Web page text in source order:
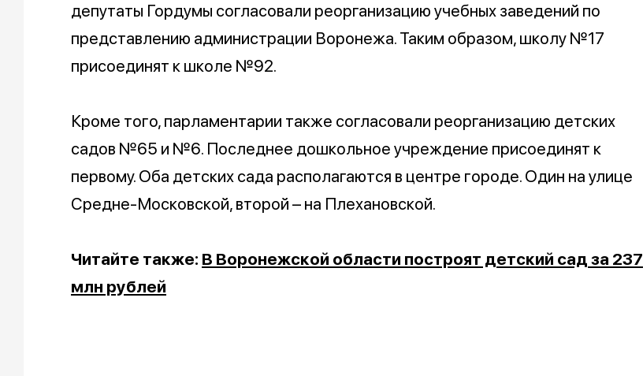
депутаты Гордумы согласовали реорганизацию учебных заведений по
представлению администрации Воронежа. Таким образом, школу №17
присоединят к школе №92.
Кроме того, парламентарии также согласовали реорганизацию детских
садов №65 и №6. Последнее дошкольное учреждение присоединят к
первому. Оба детских сада располагаются в центре городе. Один на улице
Средне-Московской, второй – на Плехановской.
Читайте также: В Воронежской области построят детский сад за 237
млн рублей